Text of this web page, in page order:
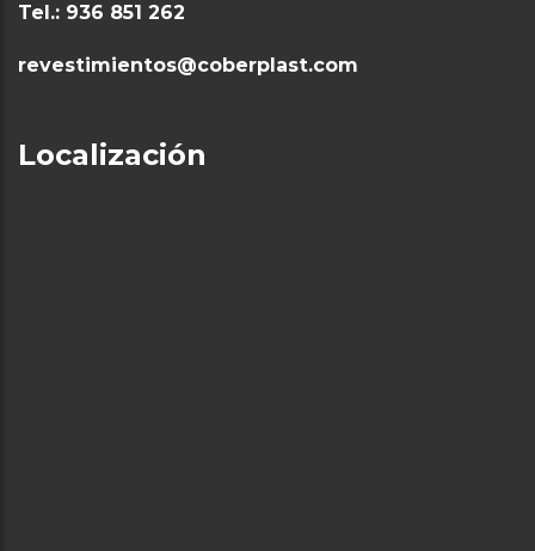
Tel.: 936 851 262
revestimientos@coberplast.com
Localización